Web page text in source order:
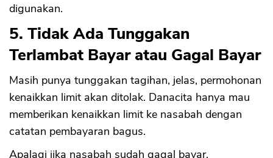
digunakan.
5. Tidak Ada Tunggakan
Terlambat Bayar atau Gagal Bayar
Masih punya tunggakan tagihan, jelas, permohonan
kenaikkan limit akan ditolak. Danacita hanya mau
memberikan kenaikkan limit ke nasabah dengan
catatan pembayaran bagus.
Apalagi jika nasabah sudah gagal bayar,